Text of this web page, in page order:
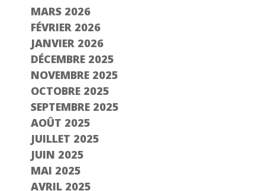
MARS 2026
FÉVRIER 2026
JANVIER 2026
DÉCEMBRE 2025
NOVEMBRE 2025
OCTOBRE 2025
SEPTEMBRE 2025
AOÛT 2025
JUILLET 2025
JUIN 2025
MAI 2025
AVRIL 2025